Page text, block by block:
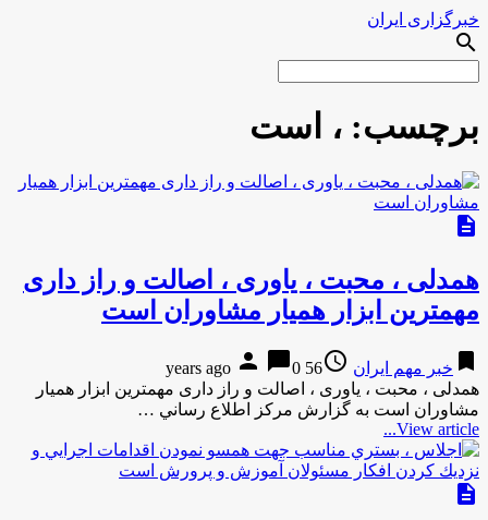
خبرگزاری ایران
search
برچسب: ، است
description
همدلی ، محبت ، یاوری ، اصالت و راز داری
مهمترین ابزار همیار مشاوران است
bookmark خبر مهم ایران access_time
56 years ago
person chat_bubble0
همدلی ، محبت ، یاوری ، اصالت و راز داری مهمترین ابزار همیار
مشاوران است به گزارش مركز اطلاع رساني …
View article...
description